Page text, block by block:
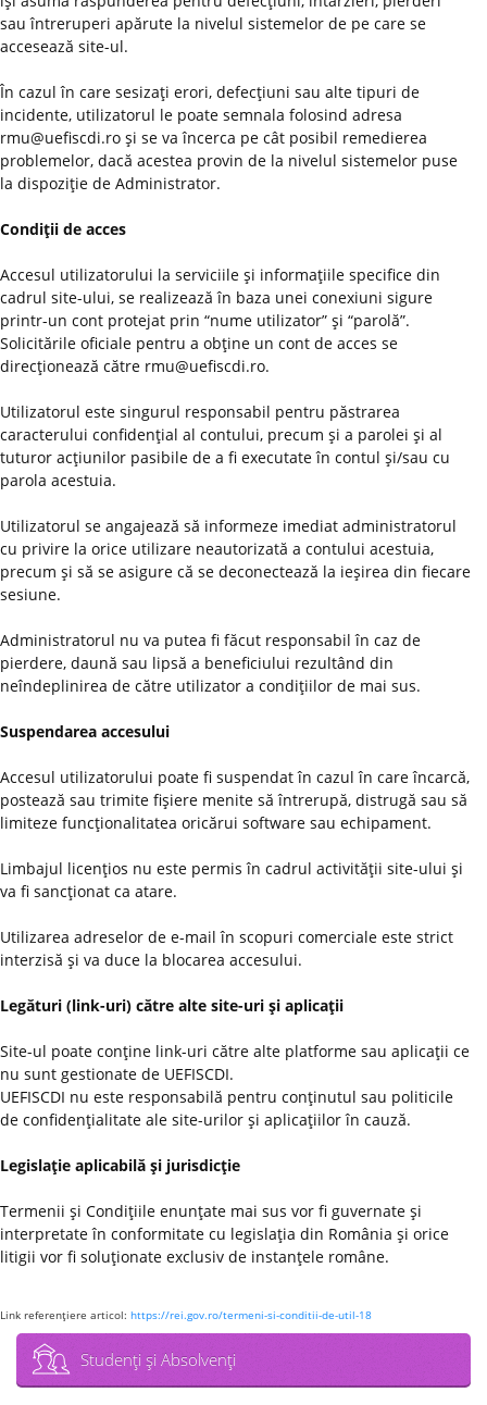
sau întreruperi apărute la nivelul sistemelor de pe care se
accesează site-ul.
În cazul în care sesizaţi erori, defecţiuni sau alte tipuri de
incidente, utilizatorul le poate semnala folosind adresa
rmu@uefiscdi.ro şi se va încerca pe cât posibil remedierea
problemelor, dacă acestea provin de la nivelul sistemelor puse
la dispoziţie de Administrator.
Condiţii de acces
Accesul utilizatorului la serviciile şi informaţiile specifice din
cadrul site-ului, se realizează în baza unei conexiuni sigure
printr-un cont protejat prin “nume utilizator” şi “parolă”.
Solicitările oficiale pentru a obţine un cont de acces se
direcţionează către rmu@uefiscdi.ro.
Utilizatorul este singurul responsabil pentru păstrarea
caracterului confidenţial al contului, precum şi a parolei şi al
tuturor acţiunilor pasibile de a fi executate în contul şi/sau cu
parola acestuia.
Utilizatorul se angajează să informeze imediat administratorul
cu privire la orice utilizare neautorizată a contului acestuia,
precum şi să se asigure că se deconectează la ieşirea din fiecare
sesiune.
Administratorul nu va putea fi făcut responsabil în caz de
pierdere, daună sau lipsă a beneficiului rezultând din
neîndeplinirea de către utilizator a condiţiilor de mai sus.
Suspendarea accesului
Accesul utilizatorului poate fi suspendat în cazul în care încarcă,
postează sau trimite fişiere menite să întrerupă, distrugă sau să
limiteze funcţionalitatea oricărui software sau echipament.
Limbajul licenţios nu este permis în cadrul activităţii site-ului şi
va fi sancţionat ca atare.
Utilizarea adreselor de e-mail în scopuri comerciale este strict
interzisă şi va duce la blocarea accesului.
Legături (link-uri) către alte site-uri şi aplicaţii
Site-ul poate conţine link-uri către alte platforme sau aplicaţii ce
nu sunt gestionate de UEFISCDI.
UEFISCDI nu este responsabilă pentru conţinutul sau politicile
de confidenţialitate ale site-urilor şi aplicaţiilor în cauză.
Legislaţie aplicabilă şi jurisdicţie
Termenii şi Condiţiile enunţate mai sus vor fi guvernate şi
interpretate în conformitate cu legislaţia din România şi orice
litigii vor fi soluţionate exclusiv de instanţele române.
Link referenţiere articol: https://rei.gov.ro/termeni-si-conditii-de-util-18
Studenţi şi Absolvenţi